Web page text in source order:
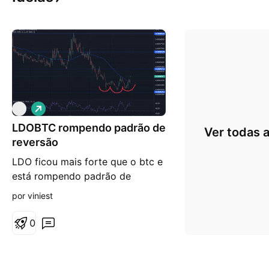
LDOBTC rompendo padrão de
reversão
LDO ficou mais forte que o btc e
está rompendo padrão de
reversão, podendo trazer grande
V
i
é
d
e
a
a
por viniest
0
Ver todas